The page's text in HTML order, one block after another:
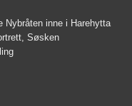
Nybråten inne i Harehytta
Søsken